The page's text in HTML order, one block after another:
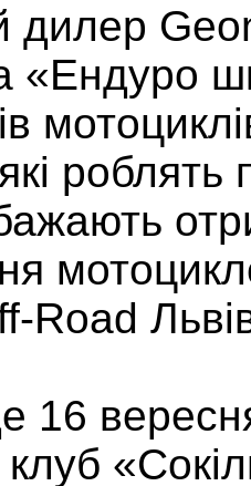
дилер
«Ендуро
які
Road
16